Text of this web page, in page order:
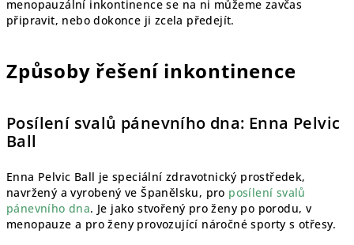
menopauzální inkontinence se na ni můžeme zavčas
připravit, nebo dokonce ji zcela předejít.
Způsoby řešení inkontinence
Posílení svalů pánevního dna: Enna Pelvic
Ball
Enna Pelvic Ball je speciální zdravotnický prostředek,
navržený a vyrobený ve Španělsku, pro posílení svalů
pánevního dna. Je jako stvořený pro ženy po porodu, v
menopauze a pro ženy provozující náročné sporty s otřesy.